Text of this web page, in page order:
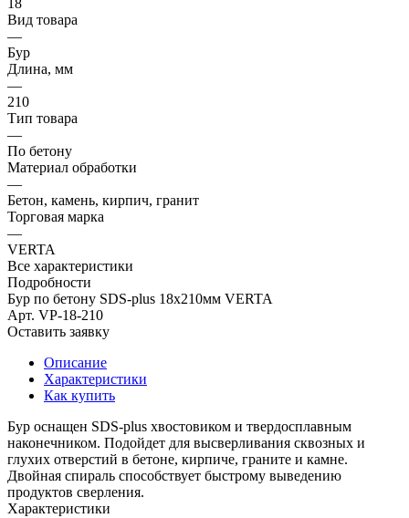
Вид товара
—
Бур
Длина, мм
—
210
Тип товара
—
По бетону
Материал обработки
—
Бетон, камень, кирпич, гранит
Торговая марка
—
VERTA
Все характеристики
Подробности
Бур по бетону SDS-plus 18х210мм VERTA
Арт. VP-18-210
Оставить заявку
Описание
Характеристики
Как купить
Бур оснащен SDS-plus хвостовиком и твердосплавным
наконечником. Подойдет для высверливания сквозных и
глухих отверстий в бетоне, кирпиче, граните и камне.
Двойная спираль способствует быстрому выведению
продуктов сверления.
Характеристики